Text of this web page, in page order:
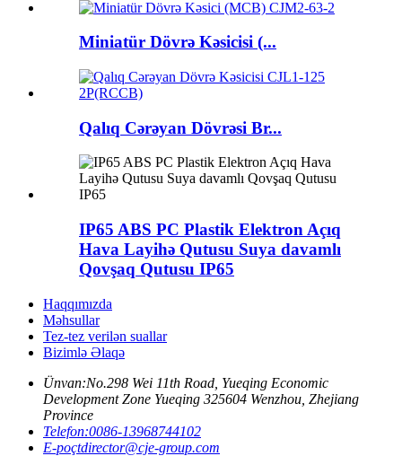
Miniatür Dövrə Kəsicisi (...
Qalıq Cərəyan Dövrəsi Br...
IP65 ABS PC Plastik Elektron Açıq
Hava Layihə Qutusu Suya davamlı
Qovşaq Qutusu IP65
Haqqımızda
Məhsullar
Tez-tez verilən suallar
Bizimlə Əlaqə
Ünvan:No.298 Wei 11th Road, Yueqing Economic
Development Zone Yueqing 325604 Wenzhou, Zhejiang
Province
Telefon:0086-13968744102
E-poçtdirector@cje-group.com